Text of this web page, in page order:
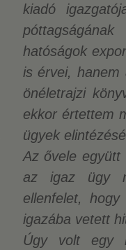
kiadó
hatóságok
is érvei, hanem
önéletrajzi
ekkor értettem
ügyek
Az ővele
az igaz ügy
ellenfelet,
igazába vetett
Úgy volt egy